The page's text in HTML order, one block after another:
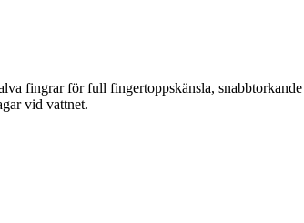
fingrar för full fingertoppskänsla,
vid vattnet.